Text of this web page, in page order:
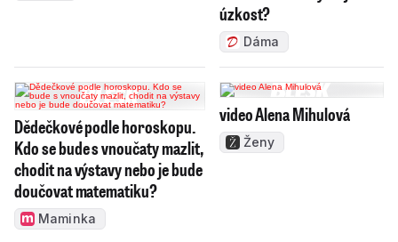
úzkost?
Dáma
Dědečkové podle horoskopu.
Kdo se bude s vnoučaty mazlit,
chodit na výstavy nebo je bude
doučovat matematiku?
Maminka
video Alena Mihulová
Ženy